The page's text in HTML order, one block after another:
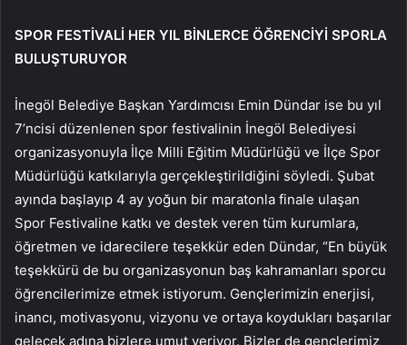
SPOR FESTİVALİ HER YIL BİNLERCE ÖĞRENCİYİ SPORLA
BULUŞTURUYOR
İnegöl Belediye Başkan Yardımcısı Emin Dündar ise bu yıl
7’ncisi düzenlenen spor festivalinin İnegöl Belediyesi
organizasyonuyla İlçe Milli Eğitim Müdürlüğü ve İlçe Spor
Müdürlüğü katkılarıyla gerçekleştirildiğini söyledi. Şubat
ayında başlayıp 4 ay yoğun bir maratonla finale ulaşan
Spor Festivaline katkı ve destek veren tüm kurumlara,
öğretmen ve idarecilere teşekkür eden Dündar, “En büyük
teşekkürü de bu organizasyonun baş kahramanları sporcu
öğrencilerimize etmek istiyorum. Gençlerimizin enerjisi,
inancı, motivasyonu, vizyonu ve ortaya koydukları başarılar
gelecek adına bizlere umut veriyor. Bizler de gençlerimiz